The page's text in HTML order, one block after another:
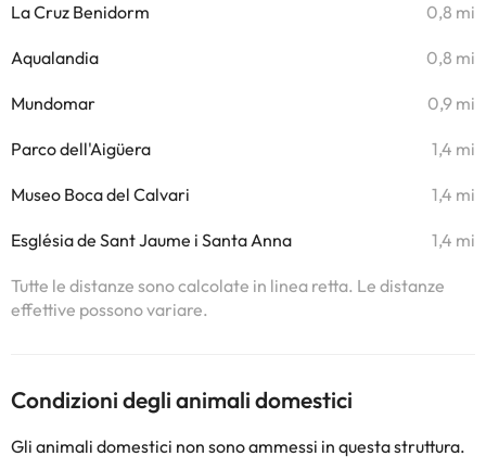
La Cruz Benidorm 0,8 mi
Aqualandia 0,8 mi
Mundomar 0,9 mi
Parco dell'Aigüera 1,4 mi
Museo Boca del Calvari 1,4 mi
Església de Sant Jaume i Santa Anna 1,4 mi
Tutte le distanze sono calcolate in linea retta. Le distanze
effettive possono variare.
Condizioni degli animali domestici
Gli animali domestici non sono ammessi in questa struttura.